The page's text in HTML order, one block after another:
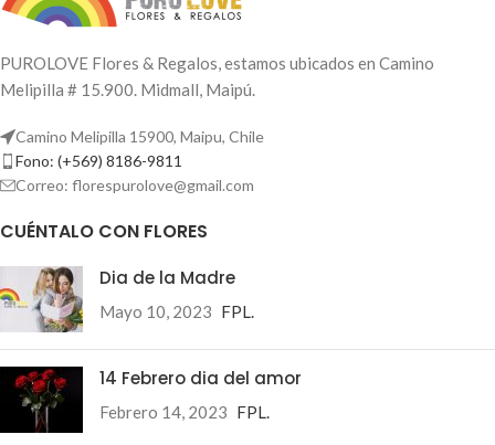
PUROLOVE Flores & Regalos, estamos ubicados en Camino
Melipilla # 15.900. Midmall, Maipú.
Camino Melipilla 15900, Maipu, Chile
Fono: (+569) 8186-9811
Correo: florespurolove@gmail.com
CUÉNTALO CON FLORES
Dia de la Madre
Mayo 10, 2023 FPL.
14 Febrero dia del amor
Febrero 14, 2023 FPL.